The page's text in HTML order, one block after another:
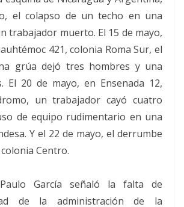
el colapso de un techo en una
trabajador muerto. El 15 de mayo,
421, colonia Roma Sur, el
grúa dejó tres hombres y una
El 20 de mayo, en Ensenada 12,
un trabajador cayó cuatro
de equipo rudimentario en una
Y el 22 de mayo, el derrumbe
Centro.
García señaló la falta de
de la administración de la